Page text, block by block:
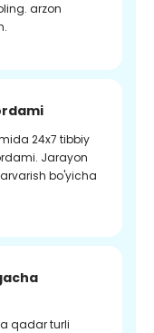
arzon
24x7 tibbiy
Jarayon
bo'yicha
qadar turli